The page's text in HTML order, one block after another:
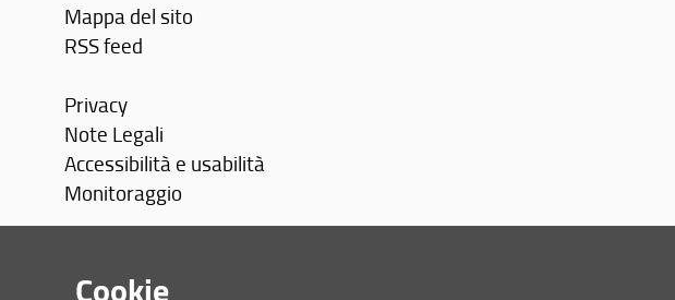
Mappa del sito
RSS feed
Privacy
Note Legali
Accessibilità e usabilità
Monitoraggio
Cookie